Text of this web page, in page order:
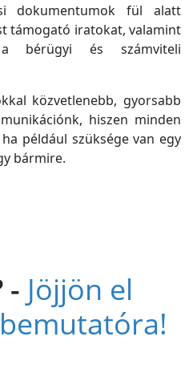
dokumentumok fül alatt
támogató iratokat, valamint
bérügyi és számviteli
közvetlenebb, gyorsabb
hiszen minden
például szüksége van egy
bármire.
- Jöjjön el